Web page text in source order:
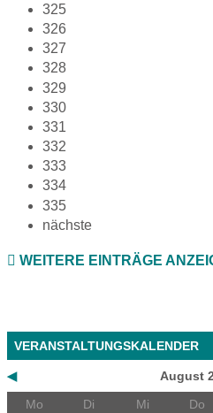
325
326
327
328
329
330
331
332
333
334
335
nächste
WEITERE EINTRÄGE
VERANSTALTUNGSKALENDER
◀
August
Mo
Di Mi Do